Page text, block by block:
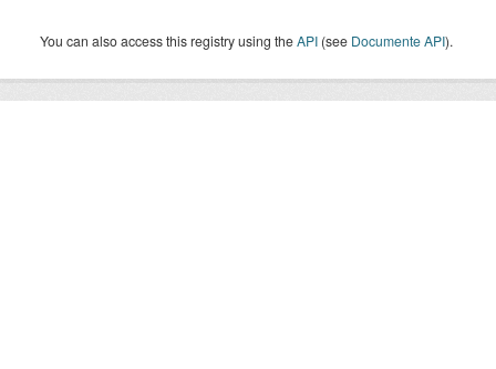
You can also access this registry using theAPI (see Documente API).